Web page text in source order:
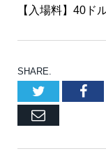
【入場料】40ド
SHARE.
Twitter
Email